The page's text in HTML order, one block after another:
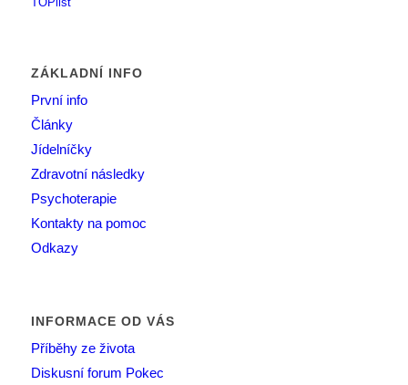
ZÁKLADNÍ INFO
První info
Články
Jídelníčky
Zdravotní následky
Psychoterapie
Kontakty na pomoc
Odkazy
INFORMACE OD VÁS
Příběhy ze života
Diskusní forum Pokec